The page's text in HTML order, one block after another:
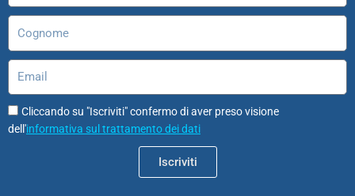
Cliccando su "Iscriviti" confermo di aver preso visione
dell'informativa sul trattamento dei dati
Iscriviti